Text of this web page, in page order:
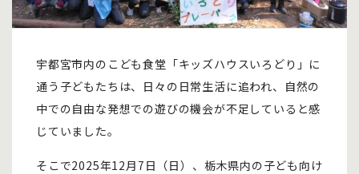
宇都宮市内のこども食堂「キッズハウスいろどり」に
通う子どもたちは、日々の日常生活に追われ、自然の
中での自由な発想での遊びの機会が不足していると感
じていました。
そこで2025年12月7日（日）、栃木県内の子ども向け